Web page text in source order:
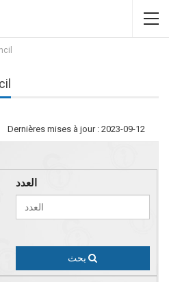
Dernières mises à jour : 2023-09-12
العدد
بحث